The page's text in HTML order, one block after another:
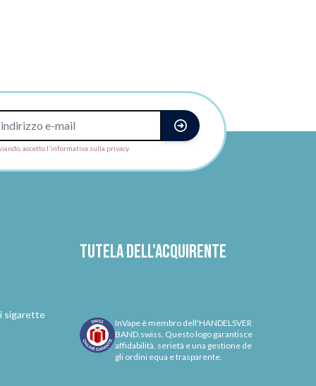
accetto l'informativa sulla privacy.
sigarette
Tutela dell'acquirente
InVape è membro dell'HANDELSVER
BAND.swiss. Questo logo garantisce
affidabilità, serietà e una gestione de
gli ordini equa e trasparente.